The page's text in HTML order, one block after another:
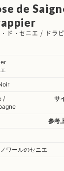
de
ド・セニエ / ドラ
/
サ
参考
ワールのセニエ